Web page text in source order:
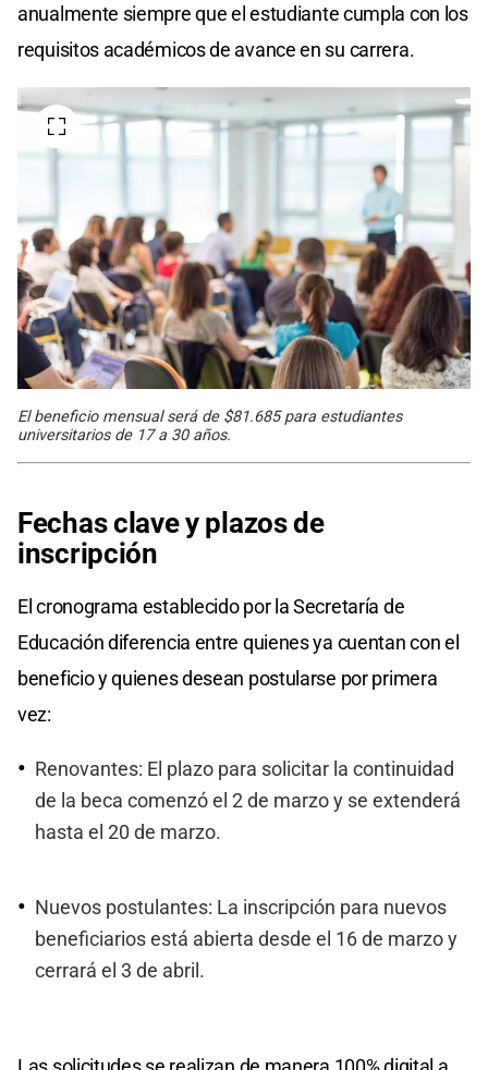
anualmente siempre que el estudiante cumpla con los
requisitos académicos de avance en su carrera.
El beneficio mensual será de $81.685 para estudiantes
universitarios de 17 a 30 años.
Fechas clave y plazos de
inscripción
El cronograma establecido por la Secretaría de
Educación diferencia entre quienes ya cuentan con el
beneficio y quienes desean postularse por primera
vez:
Renovantes: El plazo para solicitar la continuidad
de la beca comenzó el 2 de marzo y se extenderá
hasta el 20 de marzo.
Nuevos postulantes: La inscripción para nuevos
beneficiarios está abierta desde el 16 de marzo y
cerrará el 3 de abril.